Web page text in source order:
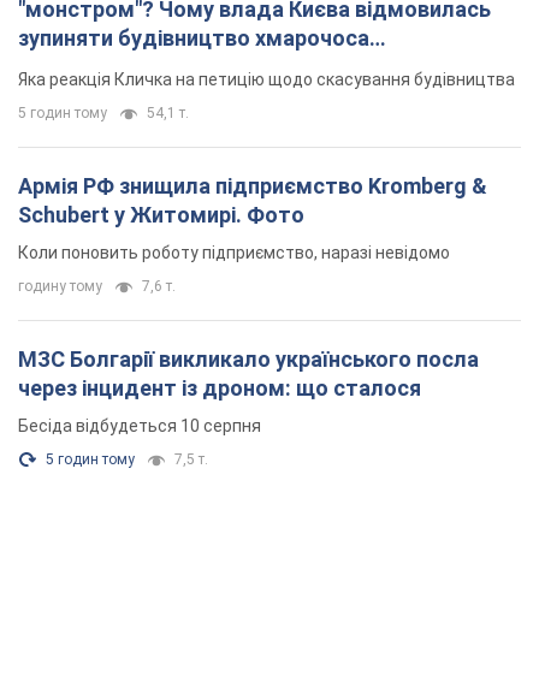
"монстром"? Чому влада Києва відмовилась
зупиняти будівництво хмарочоса
"московського вірянина"
Яка реакція Кличка на петицію щодо скасування будівництва
5 годин тому 54,1 т.
Армія РФ знищила підприємство Kromberg &
Schubert у Житомирі. Фото
Коли поновить роботу підприємство, наразі невідомо
годину тому 7,6 т.
МЗС Болгарії викликало українського посла
через інцидент із дроном: що сталося
Бесіда відбудеться 10 серпня
5 годин тому 7,5 т.